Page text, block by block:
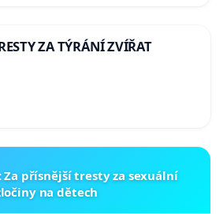
ZA TÝRÁNÍ ZVÍŘAT
přísnější tresty za sexuální
na dětech